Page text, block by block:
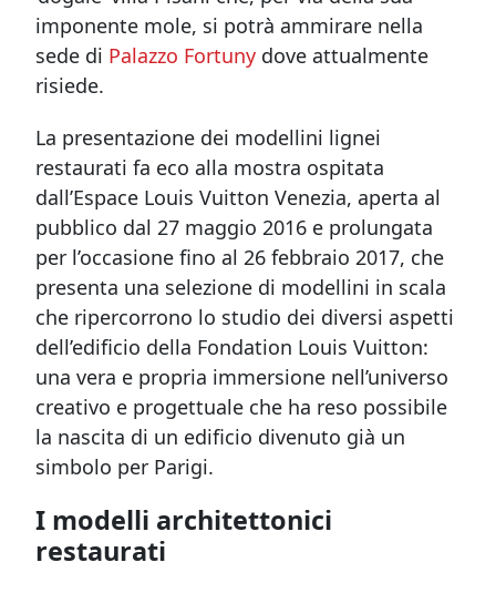
imponente mole, si potrà ammirare nella
sede di Palazzo Fortuny dove attualmente
risiede.
La presentazione dei modellini lignei
restaurati fa eco alla mostra ospitata
dall’Espace Louis Vuitton Venezia, aperta al
pubblico dal 27 maggio 2016 e prolungata
per l’occasione fino al 26 febbraio 2017, che
presenta una selezione di modellini in scala
che ripercorrono lo studio dei diversi aspetti
dell’edificio della Fondation Louis Vuitton:
una vera e propria immersione nell’universo
creativo e progettuale che ha reso possibile
la nascita di un edificio divenuto già un
simbolo per Parigi.
I modelli architettonici
restaurati